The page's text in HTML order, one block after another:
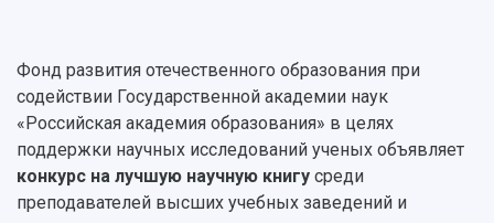
Кадровый резерв
Персоналии
Сотрудники и преподаватели
Заслуженные деятели
Структура университета
Мы в соцсетях
Мультимедиа
Подкасты
Образовательные программы
Профессорско-преподавательский состав
Расписание занятий
Стипендии
Аспирантура и докторантура
Справочные материалы
Научная инфраструктура
Научно-исследовательские подразделения
Структурная схема управления научно-
Фонд развития отечественного образования при
содействии Государственной академии наук
«Российская академия образования» в целях
поддержки научных исследований ученых объявляет
конкурс на лучшую научную книгу среди
преподавателей высших учебных заведений и